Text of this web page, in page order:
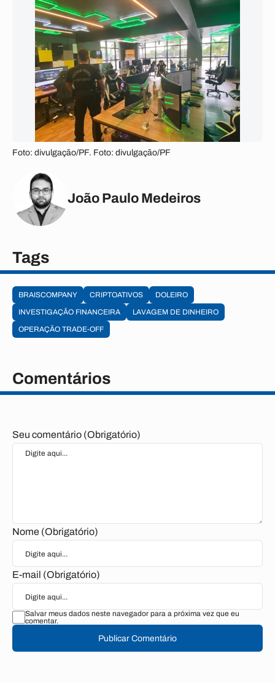
Foto: divulgação/PF. Foto: divulgação/PF
João Paulo Medeiros
Tags
BRAISCOMPANY CRIPTOATIVOS
DOLEIRO
INVESTIGAÇÃO FINANCEIRA
LAVAGEM DE DINHEIRO
OPERAÇÃO TRADE-OFF
Comentários
Seu comentário (Obrigatório)
Nome (Obrigatório)
E-mail (Obrigatório)
Salvar meus dados neste navegador para a próxima vez que eu
comentar.
Publicar Comentário